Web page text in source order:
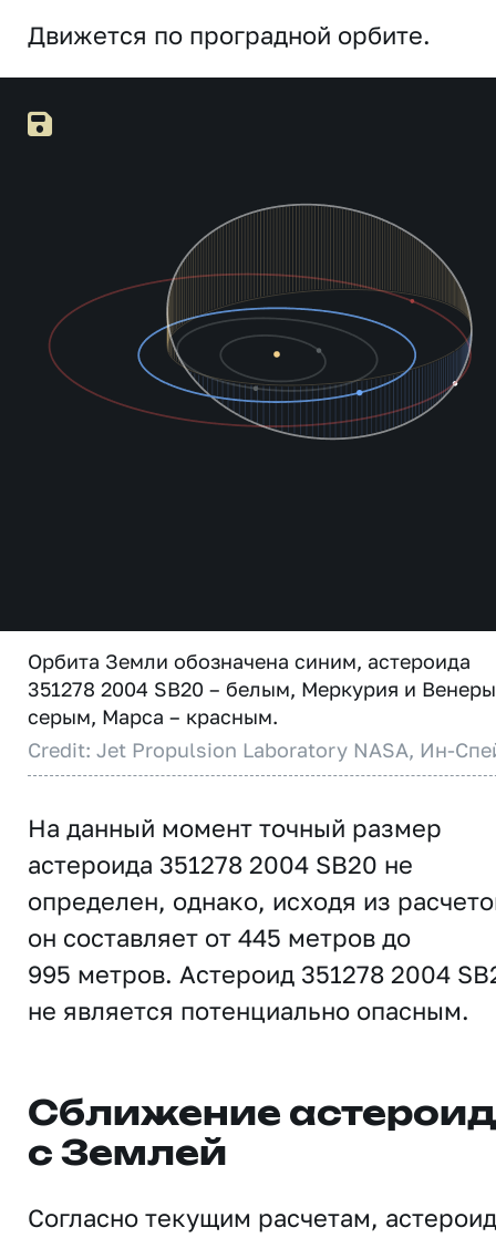
Движется по проградной орбите.
Орбита Земли обозначена синим, астероида
351278 2004 SB20 – белым, Меркурия и
серым, Марса – красным.
Credit: Jet Propulsion Laboratory NASA, Ин-
На данный момент точный размер
астероида 351278 2004 SB20 не
определен, однако, исходя из
он составляет от 445 метров до
995 метров. Астероид 351278 2004
не является потенциально опасным.
Сближение
с Землей
Согласно текущим расчетам, астероид